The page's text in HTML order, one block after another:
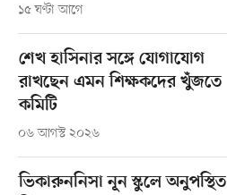
১৫ ঘণ্টা আগে
শেখ হাসিনার সঙ্গে যোগাযোগ
রাখছেন এমন শিক্ষকদের খুঁজতে
কমিটি
০৬ আগস্ট ২০২৬
ভিকারুননিসা নূন স্কুলে অনুপস্থিত